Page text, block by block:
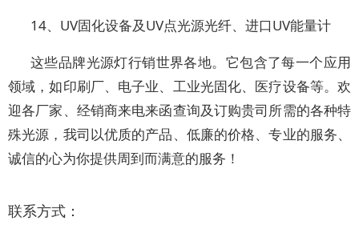
14、UV固化设备及UV点光源光纤、进口UV能量计
这些品牌光源灯行销世界各地。它包含了每一个应用
领域，如印刷厂、电子业、工业光固化、医疗设备等。欢
迎各厂家、经销商来电来函查询及订购贵司所需的各种特
殊光源，我司以优质的产品、低廉的价格、专业的服务、
诚信的心为你提供周到而满意的服务！
联系方式：